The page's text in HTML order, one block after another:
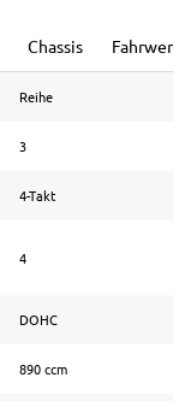
Chassis
Reihe
3
4-Takt
4
DOHC
890 ccm